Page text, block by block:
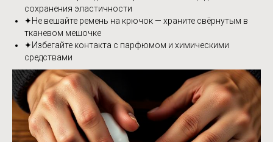
сохранения эластичности
✦Не вешайте ремень на крючок — храните свёрнутым в
тканевом мешочке
✦Избегайте контакта с парфюмом и химическими
средствами